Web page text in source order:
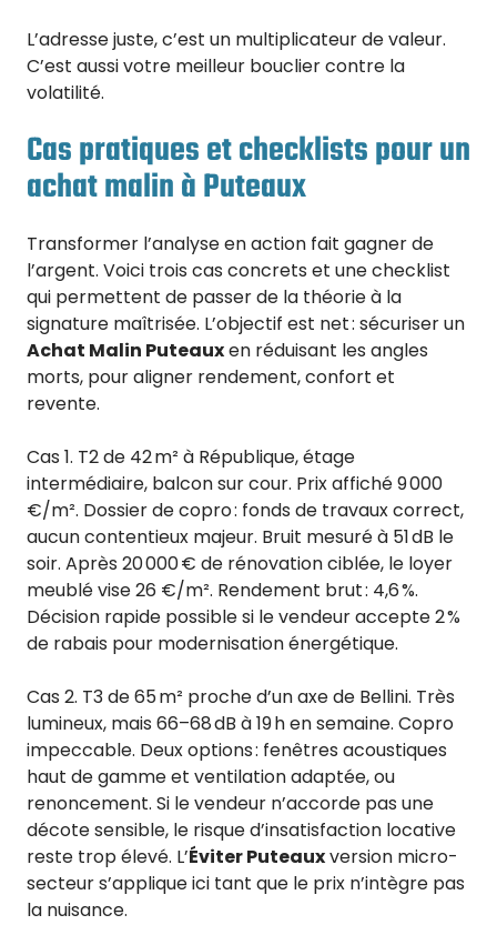
L’adresse juste, c’est un multiplicateur de valeur.
C’est aussi votre meilleur bouclier contre la
volatilité.
Cas pratiques et checklists pour un
achat malin à Puteaux
Transformer l’analyse en action fait gagner de
l’argent. Voici trois cas concrets et une checklist
qui permettent de passer de la théorie à la
signature maîtrisée. L’objectif est net : sécuriser un
Achat Malin Puteauxen réduisant les angles
morts, pour aligner rendement, confort et
revente.
Cas 1. T2 de 42 m² à République, étage
intermédiaire, balcon sur cour. Prix affiché 9 000
€/m². Dossier de copro : fonds de travaux correct,
aucun contentieux majeur. Bruit mesuré à 51 dB le
soir. Après 20 000 € de rénovation ciblée, le loyer
meublé vise 26 €/m². Rendement brut : 4,6 %.
Décision rapide possible si le vendeur accepte 2 %
de rabais pour modernisation énergétique.
Cas 2. T3 de 65 m² proche d’un axe de Bellini. Très
lumineux, mais 66–68 dB à 19 h en semaine. Copro
impeccable. Deux options : fenêtres acoustiques
haut de gamme et ventilation adaptée, ou
renoncement. Si le vendeur n’accorde pas une
décote sensible, le risque d’insatisfaction locative
reste trop élevé. L’Éviter Puteauxversion micro-
secteur s’applique ici tant que le prix n’intègre pas
la nuisance.